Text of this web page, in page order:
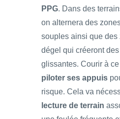
PPG. Dans des
on alternera des
souples ainsi que des
dégel qui créeront
glissantes. Courir à ce
piloter ses appuis
risque. Cela va
lecture de terrain